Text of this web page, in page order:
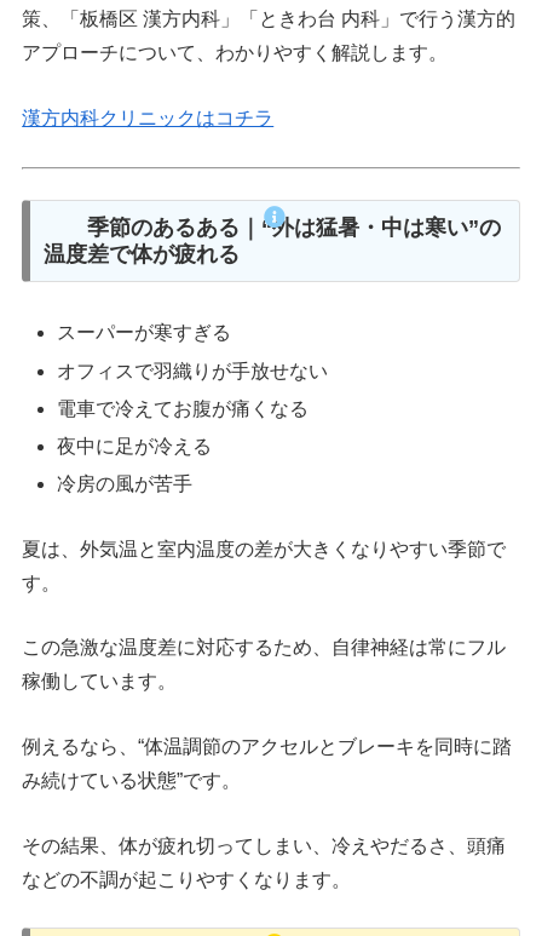
策、「板橋区 漢方内科」「ときわ台 内科」で行う漢方的
アプローチについて、わかりやすく解説します。
漢方内科クリニックはコチラ
季節のあるある｜“外は猛暑・中は寒い”の
温度差で体が疲れる
スーパーが寒すぎる
オフィスで羽織りが手放せない
電車で冷えてお腹が痛くなる
夜中に足が冷える
冷房の風が苦手
夏は、外気温と室内温度の差が大きくなりやすい季節で
す。
この急激な温度差に対応するため、自律神経は常にフル
稼働しています。
例えるなら、“体温調節のアクセルとブレーキを同時に踏
み続けている状態”です。
その結果、体が疲れ切ってしまい、冷えやだるさ、頭痛
などの不調が起こりやすくなります。